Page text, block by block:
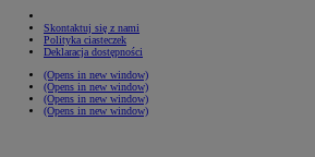
Skontaktuj się z nami
Polityka ciasteczek
Deklaracja dostępności
(Opens in new window)
(Opens in new window)
(Opens in new window)
(Opens in new window)